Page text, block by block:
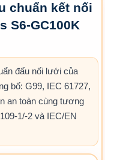
chuẩn kết nối
S6-GC100K
đấu nối lưới của
bố: G99, IEC 61727,
an toàn cùng tương
1/-2 và IEC/EN